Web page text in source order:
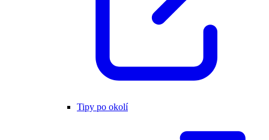
Tipy po okolí